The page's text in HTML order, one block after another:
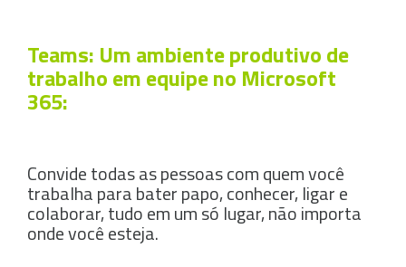
Teams: Um ambiente produtivo de
trabalho em equipe no Microsoft
365:
Convide todas as pessoas com quem você
trabalha para bater papo, conhecer, ligar e
colaborar, tudo em um só lugar, não importa
onde você esteja.